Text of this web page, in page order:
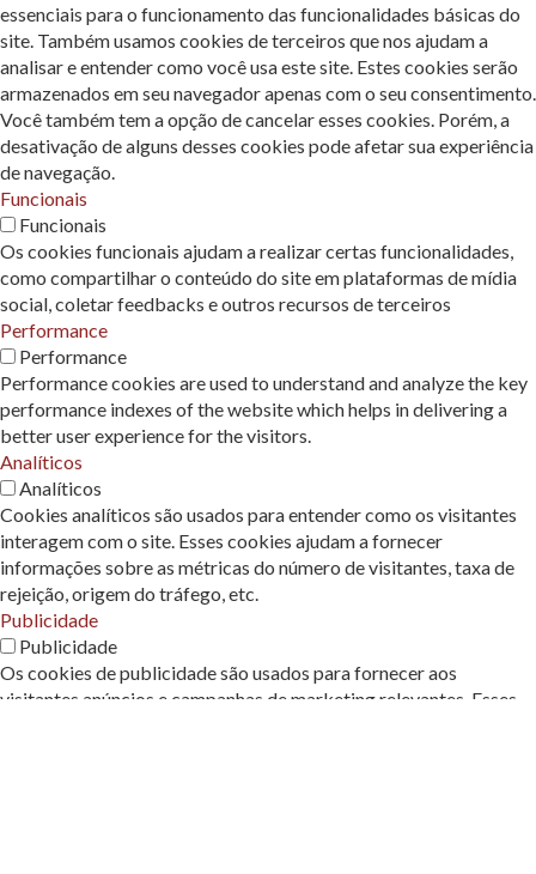
essenciais para o funcionamento das funcionalidades básicas do
site. Também usamos cookies de terceiros que nos ajudam a
analisar e entender como você usa este site. Estes cookies serão
armazenados em seu navegador apenas com o seu consentimento.
Você também tem a opção de cancelar esses cookies. Porém, a
desativação de alguns desses cookies pode afetar sua experiência
de navegação.
Funcionais
Funcionais
Os cookies funcionais ajudam a realizar certas funcionalidades,
como compartilhar o conteúdo do site em plataformas de mídia
social, coletar feedbacks e outros recursos de terceiros
Performance
Performance
Performance cookies are used to understand and analyze the key
performance indexes of the website which helps in delivering a
better user experience for the visitors.
Analíticos
Analíticos
Cookies analíticos são usados ​​para entender como os visitantes
interagem com o site. Esses cookies ajudam a fornecer
informações sobre as métricas do número de visitantes, taxa de
rejeição, origem do tráfego, etc.
Publicidade
Publicidade
Os cookies de publicidade são usados ​​para fornecer aos
visitantes anúncios e campanhas de marketing relevantes. Esses